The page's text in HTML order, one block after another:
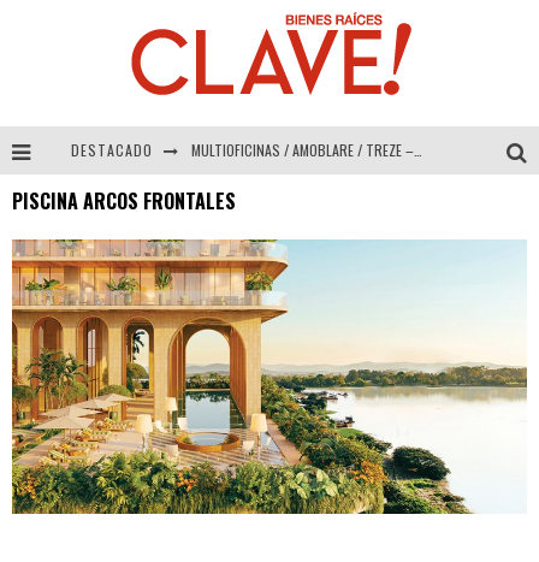
DESTACADO MULTIOFICINAS / AMOBLARE / TREZE – Especial Interiorismo & Decoración 2026
COLINEAL – Especial Interiorismo & Decoración 2026
PISCINA ARCOS FRONTALES